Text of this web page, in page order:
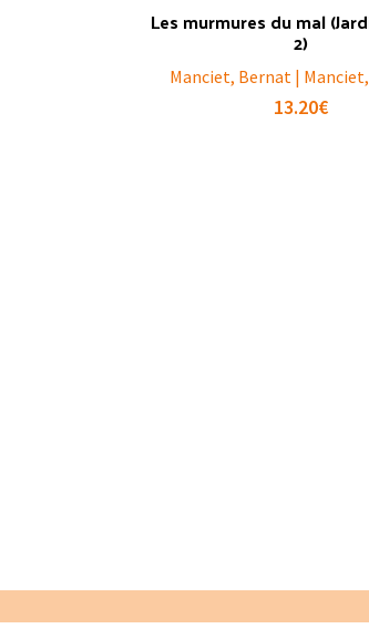
Les murmures du mal
2)
Manciet, Bernat |
13.20€